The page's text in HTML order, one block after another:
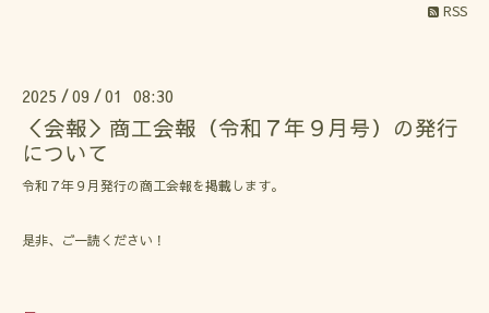
RSS
2025 /09 /01 08:30
＜会報＞商工会報（令和７年９月号）の発行
について
令和７年９月発行の商工会報を掲載します。
是非、ご一読ください！